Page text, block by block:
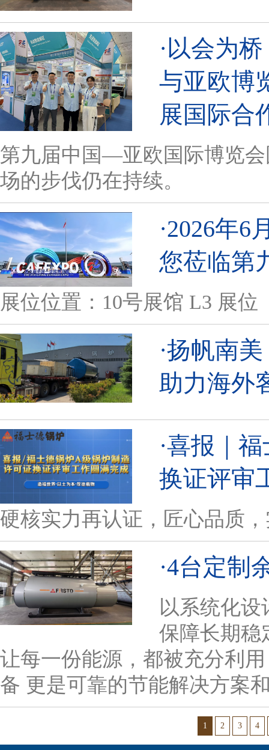
·以会为
与亚欧博
展国际合
第九届中国—亚欧国际博览
场的步伐仍在持续。
·2026年6
您莅临第
展位位置：10号展馆 L3 展位
·扬帆南
助力海外
·喜报｜
换证评审
硬核实力再认证，匠心品质
·4台定制
以系统化
保障长期稳
让每一份能源，都被充分利
备 更是可靠的节能解决方案
1 2 3 4